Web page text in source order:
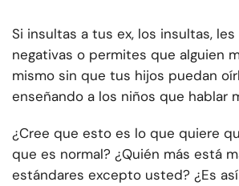
Si insultas a tus ex, los insultas,
negativas o permites que alguien
mismo sin que tus hijos puedan
enseñando a los niños que hablar
¿Cree que esto es lo que quiere
que es normal? ¿Quién más está
estándares excepto usted? ¿Es